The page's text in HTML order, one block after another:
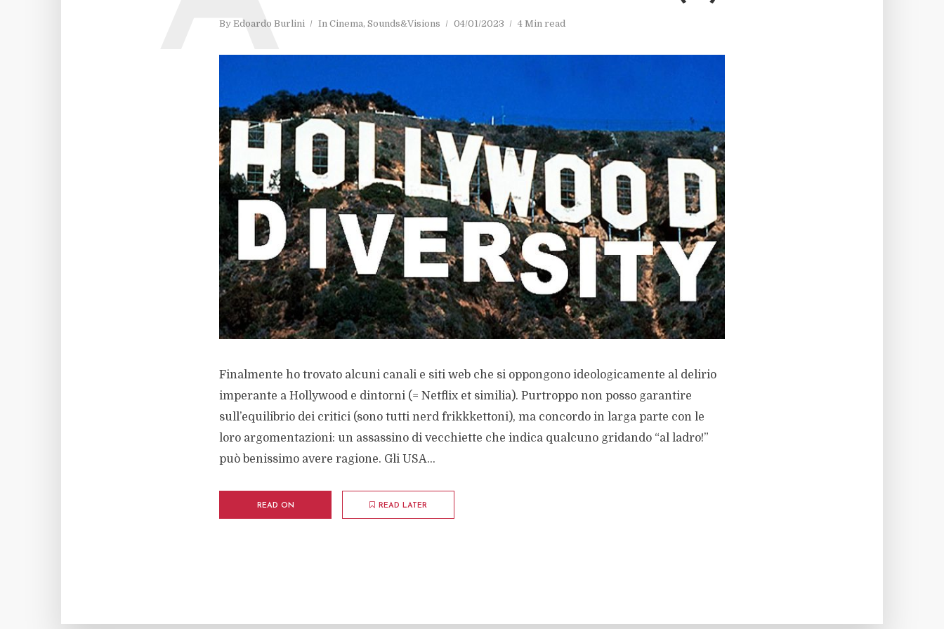
By Edoardo Burlini In Cinema, Sounds&Visions 04/01/2023 4 Min read
Finalmente ho trovato alcuni canali e siti web che si oppongono ideologicamente al delirio
imperante a Hollywood e dintorni (= Netflix et similia). Purtroppo non posso garantire
sull’equilibrio dei critici (sono tutti nerd frikkkettoni), ma concordo in larga parte con le
loro argomentazioni: un assassino di vecchiette che indica qualcuno gridando “al ladro!”
può benissimo avere ragione. Gli USA...
READ ON READ LATER